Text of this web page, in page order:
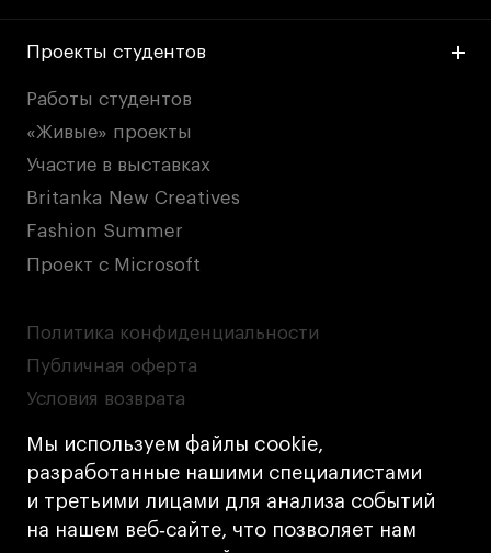
Мы используем файлы cookie,
разработанные нашими специалистами
и третьими лицами для анализа событий
на нашем веб‑сайте, что позволяет нам
Проекты студентов
Работы студентов
«Живые» проекты
Участие в выставках
Britanka New Creatives
Fashion Summer
Проект с Microsoft
Политика конфиденциальности
Публичная оферта
Условия возврата
Кредит на образование с господдержкой
Лицензия на осуществление образовательной
деятельности АНО ВО «Универсальный
Университет»
Карта сайта